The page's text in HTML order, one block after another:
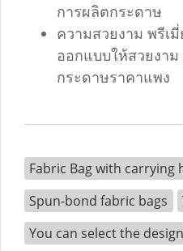
การผลิตกระดาษ
ความสวยงาม พรีเ
ออกแบบให้สวยงา
กระดาษราคาแพง
Fabric Bag with carrying
Spun-bond fabric bags
You can select the design